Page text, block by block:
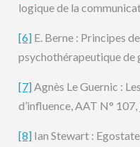
logique de la
[6] E. Berne : Principes
psychothérapeutique de
[7]Agnès Le Guernic :
d’influence, AAT N°
[8] Ian Stewart :